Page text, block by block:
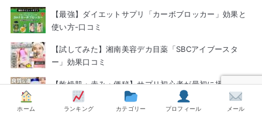
【最強】ダイエットサプリ「カーボブロッカー」効果と
使い方-口コミ
【試してみた】湘南美容デカ目薬「SBCアイブースタ
ー」効果口コミ
【乾燥肌・赤み・便秘】サプリ初心者が最初に摂りたい
必須脂肪酸「オメガ3」｜ナウフーズさんがおすすめな理
ホーム ランキング カテゴリー プロフィール メール